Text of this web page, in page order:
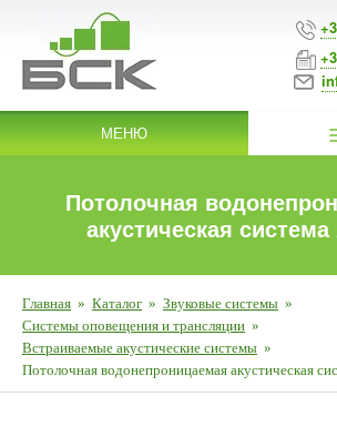
МЕНЮ
Потолочная
акустическая система
Главная » Каталог » Звуковые системы »
Системы оповещения и трансляции »
Встраиваемые акустические системы »
Потолочная водонепроницаемая акустическая